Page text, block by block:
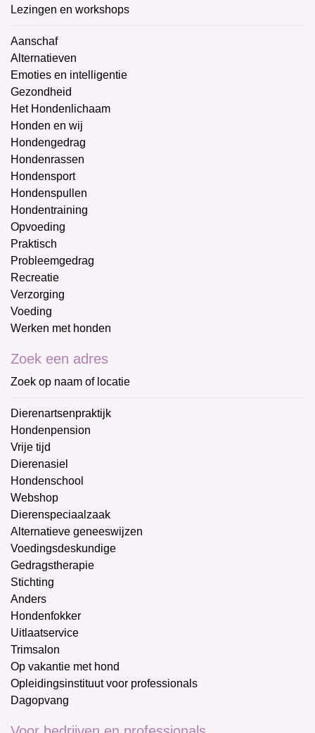
Lezingen en workshops
Aanschaf
Alternatieven
Emoties en intelligentie
Gezondheid
Het Hondenlichaam
Honden en wij
Hondengedrag
Hondenrassen
Hondensport
Hondenspullen
Hondentraining
Opvoeding
Praktisch
Probleemgedrag
Recreatie
Verzorging
Voeding
Werken met honden
Zoek een adres
Zoek op naam of locatie
Dierenartsenpraktijk
Hondenpension
Vrije tijd
Dierenasiel
Hondenschool
Webshop
Dierenspeciaalzaak
Alternatieve geneeswijzen
Voedingsdeskundige
Gedragstherapie
Stichting
Anders
Hondenfokker
Uitlaatservice
Trimsalon
Op vakantie met hond
Opleidingsinstituut voor professionals
Dagopvang